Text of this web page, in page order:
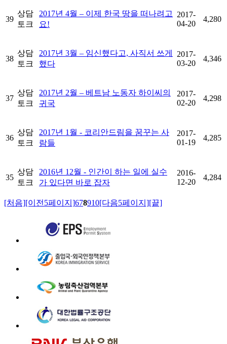
39
상담
토크
2017년 4월 – 이제 한국 땅을 떠나려고
요!
2017-
04-20
4,280
38
상담
토크
2017년 3월 – 임신했다고, 사직서 쓰게
했다
2017-
03-20
4,346
37
상담
토크
2017년 2월 – 베트남 노동자 하이씨의
귀국
2017-
02-20
4,298
36
상담
토크
2017년 1월 - 코리안드림을 꿈꾸는 사
람들
2017-
01-19
4,285
35
상담
토크
2016년 12월 - 인간이 하는 일에 실수
가 있다면 바로 잡자
2016-
12-20
4,284
[처음][이전5페이지]678910[다음5페이지][끝]